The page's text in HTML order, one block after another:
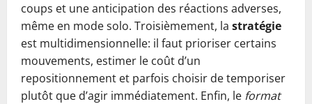
coups et une anticipation des réactions adverses,
même en mode solo. Troisièmement, la stratégie
est multidimensionnelle: il faut prioriser certains
mouvements, estimer le coût d’un
repositionnement et parfois choisir de temporiser
plutôt que d’agir immédiatement. Enfin, le format